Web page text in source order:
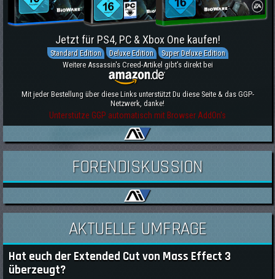
Jetzt für PS4, PC & Xbox One kaufen!
Standard Edition Deluxe Edition
Super Deluxe Edition
Weitere Assassin's Creed-Artikel gibt's direkt bei
Mit jeder Bestellung über diese Links unterstützt Du diese Seite & das GGP-
Netzwerk, danke!
Unterstütze GGP automatisch mit Browser AddOn's
FORENDISKUSSION
AKTUELLE UMFRAGE
Hat euch der Extended Cut von Mass Effect 3
überzeugt?